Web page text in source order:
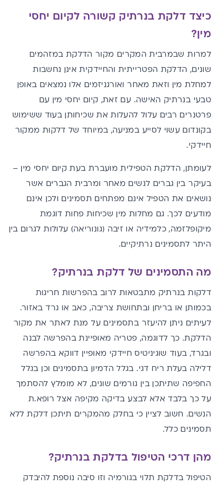
כיצד דלקת בנרתיק קשורה לקיום יחסי
מין?
למרות שבמרבית המקרים מקור הדלקת במזהמים
שונים, הדלקת הפטרייתית והחיידקית אינן נחשבות
למחלת מין וזאת מאחר ואורגניזמים אלו נמצאים באופן
טבעי בנרתיק האישה. עם זאת, קיום יחסי מין עם
פרטנרים רבים עלול להעלות את שכיחותן בעוד ששימוש
בקונדום עשוי לסייע במניעה, במיוחד של דלקות ממקור
חיידקי.
לעומתן, הדלקת הטפילית מועברת בעת קיום יחסי מין –
בעיקר בין גברים לנשים מאחר ומרבית הגברים אשר
נושאים את הטפיל אינם מפתחים תסמינים ולכן אינם
מודעים לכך. גם מחלות מין שכיחות פחות דוגמת
מיקופלזמה, כלמידיה או זיבה (גונוריאה) עלולות לגרום בין
היתר לתסמינים נרתיקיים.
מה התסמינים של דלקת בנרתיק?
דלקות בנרתיק מתבטאות לרוב בהפרשות חריגות
בכמותן או בריחן ובתחושת צריבה, כאב או גרדבאזור.
לעיתים ניתן להיעזר בתסמינים על מנת לאתר את מקור
הדלקת. כך לדוגמה, פטריה מאופיינת בהפרשה לבנה
ובגרד, בעוד שוגיניטיס חיידקי מאופיין דווקא בהפרשה
דלילה בעלת ריח דגי. בגלל הדמיון בתסמינים וכן בגלל
החפיפה שתיתכן בין גורמים שונים, לא מומלץ להסתמך
על כך בלבד אלא לבצע בדיקה מקיפה אצל רופא.ת
הנשים. חשוב לציין כי בחלק מהמקרים תיתכן דלקת ללא
תסמינים כלל.
מהן דרכי הטיפול בדלקת בנרתיק?
הטיפול בדלקת תלוי בגורמיה וזו סיבה נוספת להיבדק